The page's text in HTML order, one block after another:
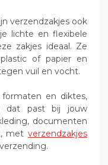
verzendzakjes ook
lichte en flexibele
zakjes ideaal. Ze
of papier en
vuil en vocht.
formaten en diktes,
dat past bij jouw
documenten
met verzendzakjes